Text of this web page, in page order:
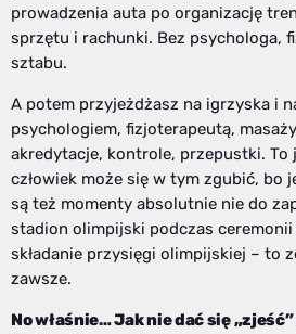
prowadzenia auta po organizację
sprzętu i rachunki. Bez psychologa,
sztabu.
A potem przyjeżdżasz na igrzyska i
psychologiem, fizjoterapeutą,
akredytacje, kontrole, przepustki. To
człowiek może się w tym zgubić, bo
są też momenty absolutnie nie do
stadion olimpijski podczas
składanie przysięgi olimpijskiej – to
zawsze.
No właśnie… Jak nie dać się